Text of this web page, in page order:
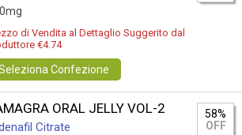
di Vendita al Dettaglio Suggerito dal
€4.74
Confezione
ORAL JELLY VOL-2
Citrate
58%
OFF